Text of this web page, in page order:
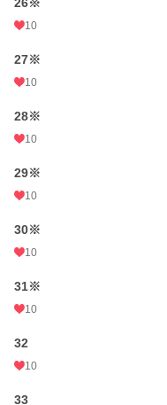
10
27※
10
28※
10
29※
10
30※
10
31※
10
32
10
33